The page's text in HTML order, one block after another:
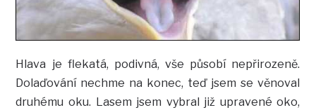
Hlava je flekatá, podivná, vše působí nepřirozeně.
Dolaďování nechme na konec, teď jsem se věnoval
druhému oku. Lasem jsem vybral již upravené oko,